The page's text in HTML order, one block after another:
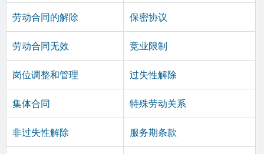
劳动合同的解除 保密协议
劳动合同无效 竞业限制
岗位调整和管理 过失性解除
集体合同 特殊劳动关系
非过失性解除 服务期条款